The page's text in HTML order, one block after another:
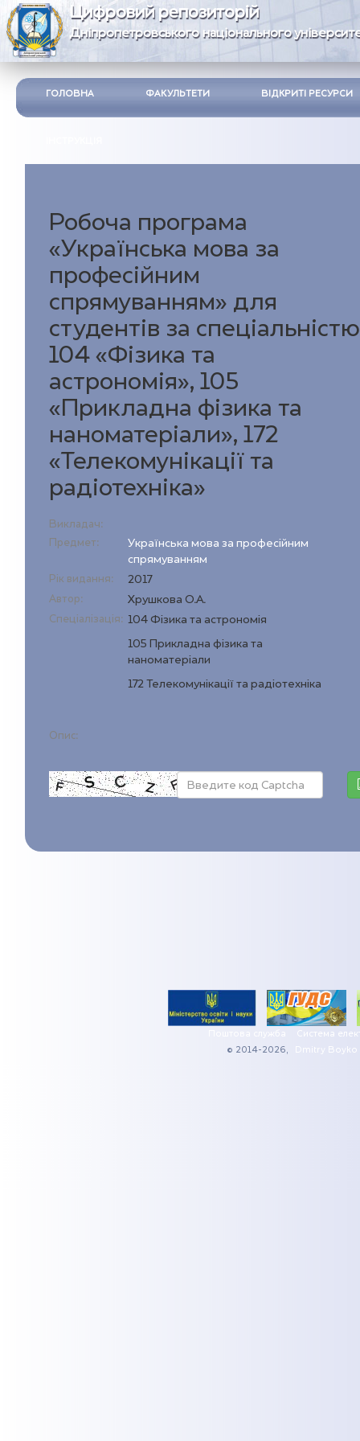
Цифровий репозиторій
Дніпропетровського національного
ГОЛОВНА ФАКУЛЬТЕТИ ВІДКРИТІ РЕСУРСИ
Робоча програма
«Українська мова за
професійним
спрямуванням» для
студентів за спеціальністю
104 «Фізика та
астрономія», 105
«Прикладна фізика та
наноматеріали», 172
«Телекомунікації та
радіотехніка»
Викладач:
Предмет:
Українська мова за професійним
спрямуванням
Рік видання: 2017
Автор: Хрушкова О.А.
Спеціалізація: 104 Фізика та астрономія
105 Прикладна фізика та
наноматеріали
172 Телекомунікації та радіотехніка
Опис:
Поштова служба
Система
© 2014-2026,
Dmitry Boyko